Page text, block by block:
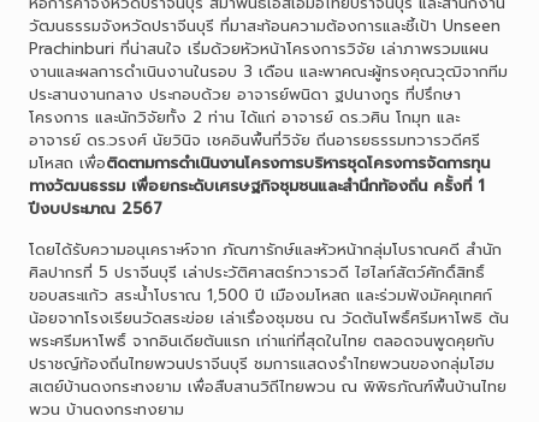
วัฒนธรรมจังหวัดปราจีนบุรี ที่มาสะท้อนความต้องการและชี้เป้า Unseen
Prachinburi ที่น่าสนใจ เริ่มด้วยหัวหน้าโครงการวิจัย เล่าภาพรวมแผน
งานและผลการดำเนินงานในรอบ 3 เดือน และพาคณะผู้ทรงคุณวุฒิจากทีม
ประสานงานกลาง ประกอบด้วย อาจารย์พนิดา ฐปนางกูร ที่ปรึกษา
โครงการ และนักวิจัยทั้ง 2 ท่าน ได้แก่ อาจารย์ ดร.วศิน โกมุท และ
อาจารย์ ดร.วรงศ์ นัยวินิจ เชคอินพื้นที่วิจัย ถิ่นอารยธรรมทวารวดีศรี
มโหสถ เพื่อติดตามการดำเนินงานโครงการบริหารชุดโครงการจัดการทุน
ทางวัฒนธรรม เพื่อยกระดับเศรษฐกิจชุมชนและสำนึกท้องถิ่น ครั้งที่ 1
ปีงบประมาณ 2567
โดยได้รับความอนุเคราะห์จาก ภัณฑารักษ์และหัวหน้ากลุ่มโบราณคดี สำนัก
ศิลปากรที่ 5 ปราจีนบุรี เล่าประวัติศาสตร์ทวารวดี ไฮไลท์สัตว์ศักดิ์สิทธิ์
ขอบสระแก้ว สระน้ำโบราณ 1,500 ปี เมืองมโหสถ และร่วมฟังมัคคุเทศก์
น้อยจากโรงเรียนวัดสระข่อย เล่าเรื่องชุมชน ณ วัดต้นโพธิ์ศรีมหาโพธิ ต้น
พระศรีมหาโพธิ์ จากอินเดียต้นแรก เก่าแก่ที่สุดในไทย ตลอดจนพูดคุยกับ
ปราชญ์ท้องถิ่นไทยพวนปราจีนบุรี ชมการแสดงรำไทยพวนของกลุ่มโฮม
สเตย์บ้านดงกระทงยาม เพื่อสืบสานวิถีไทยพวน ณ พิพิธภัณฑ์พื้นบ้านไทย
พวน บ้านดงกระทงยาม